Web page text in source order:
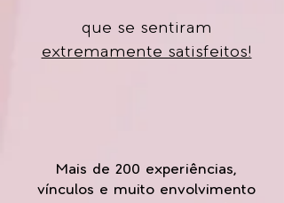
que se sentiram
extremamente satisfeitos!
Mais de 200 experiências,
vínculos e muito envolvimento